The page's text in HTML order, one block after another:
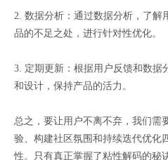
2. 数据分析：通过数据分析，了解
品的不足之处，进行针对性优化。
3. 定期更新：根据用户反馈和数据
和设计，保持产品的活力。
总之，要让用户不离不弃，我们需
验、构建社区氛围和持续迭代优化
性。只有真正掌握了粘性解码的秘